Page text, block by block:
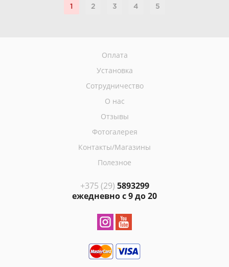
1 2 3 4 5
Оплата
Установка
Сотрудничество
О нас
Отзывы
Фотогалерея
Контакты/Магазины
Полезное
+375 (29) 5893299
ежедневно с 9 до 20